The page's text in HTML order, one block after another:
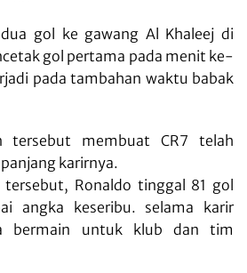
gol ke gawang Al Khaleej di
gol pertama pada menit ke-
pada tambahan waktu babak
tersebut membuat CR7 telah
karirnya.
tersebut, Ronaldo tinggal 81 gol
angka keseribu. selama karir
bermain untuk klub dan tim